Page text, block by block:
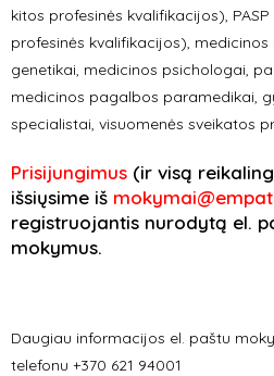
kitos profesinės kvalifikacijos),
profesinės kvalifikacijos),
genetikai, medicinos psichologai,
medicinos pagalbos paramedikai,
specialistai, visuomenės sveikatos
Prisijungimus (ir visą
išsiųsime iš
registruojantis nurodytą el.
mokymus.
Daugiau informacijos el. paštu
telefonu +370 621 94001